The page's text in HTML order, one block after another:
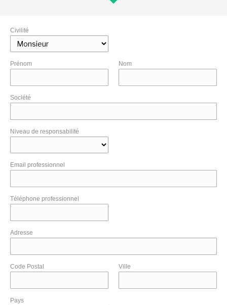
Civilité
Prénom Nom
Société
Niveau de responsabilité
Email professionnel
Téléphone professionnel
Adresse
Code Postal Ville
Pays